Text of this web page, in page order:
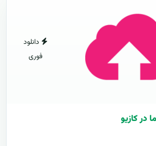
دانلود
فوری
در کازیو